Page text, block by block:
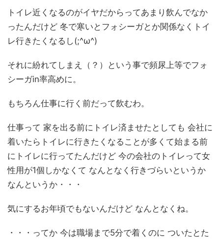
トイレ近くなるのがイヤだからってあまり飲んでなか
ったんだけど 冬で寒いとフォシーガとか関係なくトイ
レ行きたくなるし(;^ω^)
それに紛れてしまえ（？）という事で頻尿上等でフォ
シーガin率高めに。
もちろん仕事に行く前だって飲むわ。
仕事って 家を出る前にトイレ済ませたとしても 会社に
着いたらトイレに行きたくなることが多くて始まる前
にトイレに行ってたんだけど 今の会社のトイレって女
性用が1個しかなくて なんとなく行きづらいというか
なんというか・・・
気にするお年頃でもないんだけど なんとなくね。
・・・ってか 今は職場まで5分で着くのに ついたとた